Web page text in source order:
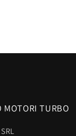
MOTORI TURBO